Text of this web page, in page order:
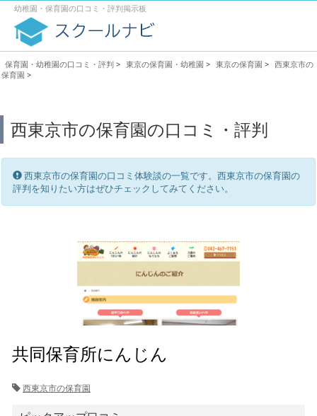
幼稚園・保育園の口コミ・評判掲示板
保育園・幼稚園の口コミ・評判 > 東京の保育園・幼稚園 > 東京の保育園 > 西東京市の
保育園 >
西東京市の保育園の口コミ・評判
西東京市の保育園の口コミ体験談の一覧です。西東京市の保育園の
評判を知りたい方はぜひチェックしてみてください。
共同保育所にんじん
西東京市の保育園